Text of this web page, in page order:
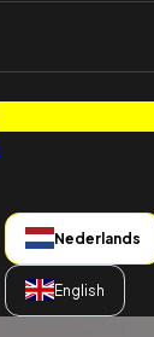
Nederlands
English